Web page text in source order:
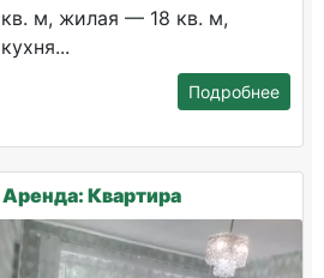
кв. м, жилая — 18 кв. м,
кухня...
Подробнее
Аренда: Квартира